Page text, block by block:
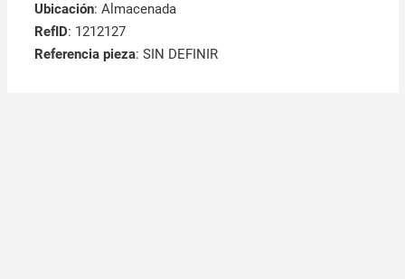
Ubicación: Almacenada
RefID: 1212127
Referencia pieza: SIN DEFINIR